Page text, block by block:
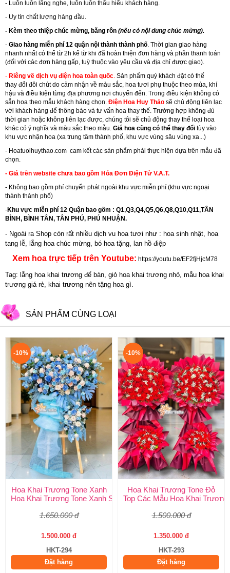
- Luôn luôn lắng nghe, luôn luôn thấu hiểu khách hàng.
- Uy tín chất lượng hàng đầu.
- Kèm theo thiệp chúc mừng, băng rôn (nếu có nội dung chúc mừng).
- Giao hàng miễn phí 12 quận nội thành thành phố. Thời gian giao hàng
nhanh nhất có thể từ 2h kể từ khi đã hoàn thiện đơn hàng và phần thanh toán
(đối với các đơn hàng gấp, tuỳ thuộc vào yêu cầu và địa chỉ được giao).
- Riêng về dịch vụ điện hoa toàn quốc. Sản phẩm quý khách đặt có thể
thay đổi đôi chút do cảm nhận về màu sắc, hoa tươi phụ thuộc theo mùa, khí
hậu và điều kiện từng địa phương nơi chuyển đến. Trong điều kiện không có
sẵn hoa theo mẫu khách hàng chọn. Điện Hoa Huy Thảo sẽ chủ động liên lạc
với khách hàng để thông báo và tư vấn hoa thay thế. Trường hợp không đủ
thời gian hoặc không liên lạc được, chúng tôi sẽ chủ động thay thế loại hoa
khác có ý nghĩa và màu sắc theo mẫu. Giá hoa cũng có thể thay đổi tùy vào
khu vực nhận hoa (xa trung tâm thành phố, khu vực vùng sâu vùng xa...)
- Hoatuoihuythao.com cam kết các sản phẩm phải thực hiện dựa trên mẫu đã
chọn.
- Giá trên website chưa bao gồm Hóa Đơn Điện Tử V.A.T.
- Không bao gồm phí chuyển phát ngoài khu vực miễn phí (khu vực ngoại
thành thành phố)
-Khu vực miễn phí 12 Quận bao gồm : Q1,Q3,Q4,Q5,Q6,Q8,Q10,Q11,TÂN
BÌNH, BÌNH TÂN, TÂN PHÚ, PHÚ NHUẬN.
- Ngoài ra Shop còn rất nhiều dịch vu hoa tươi như : hoa sinh nhật, hoa
tang lễ, l ẵng hoa chúc mừng, bó hoa tặng, lan hồ điệp
Xem hoa trực tiếp trên Youtube: https://youtu.be/EF2fjHjcM78
Tag: lẵng hoa khai trương để bàn, giỏ hoa khai trương nhỏ, mẫu hoa khai
trương giá rẻ, khai trương nên tặng hoa gì.
SẢN PHẨM CÙNG LOẠI
-10%
Hoa Khai Trương Tone Xanh
Hoa Khai Trương Tone Xanh Sang Trọng, Độc Đáo | Shop Hoa
1.650.000 đ
1.500.000 đ
HKT-294
Đặt hàng
-10%
Hoa Khai Trương Tone Đỏ
Top Các Mẫu Hoa Khai
1.500.000 đ
1.350.000 đ
HKT-293
Đặt hàng